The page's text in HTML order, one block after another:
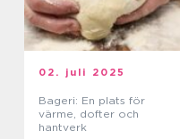
02. juli 2025
Bageri: En plats för
värme, dofter och
hantverk